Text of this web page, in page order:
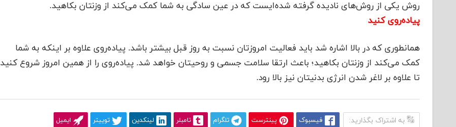
روش یکی از روش‌های نادیده گرفته شده‌ایست که در عین سادگی به شما کمک می‌کند از وزنتان بکاهید.
پیاده‌روی کنید
همانطوری که در بالا اشاره شد باید فعالیت امروزتان نسبت به روز قبل بیشتر باشد. پیاده‌روی علاوه بر اینکه به شما
کمک می‌کند از وزنتان بکاهید؛ باعث ارتقا سلامت جسمی و روحیتان خواهد شد. پیاده‌روی را از همین امروز شروع کنید
تا علاوه بر لاغر شدن انرژی بدنیتان نیز بالا رود.
به اشتراک بگذارید: فیسبوک پینترست تلگرام تامبلر لینکدین توییتر ایمیل